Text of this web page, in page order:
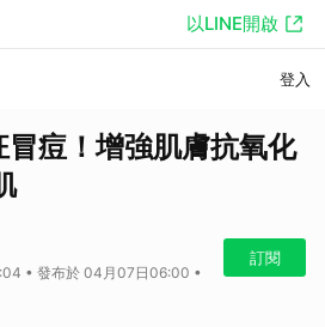
以LINE開啟
登入
痘！增強肌膚抗氧化
• 發布於 04月07日06:00 •
訂閱